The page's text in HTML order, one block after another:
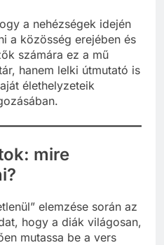
a nehézségek idején
a közösség erejében és
számára ez a mű
hanem lelki útmutató is
élethelyzeteik
mire
elemzése során az
hogy a diák világosan,
mutassa be a vers